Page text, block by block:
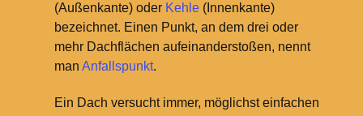
(Außenkante) oder Kehle(Innenkante)
bezeichnet. Einen Punkt, an dem drei oder
mehr Dachflächen aufeinanderstoßen, nennt
man Anfallspunkt.
Ein Dach versucht immer, möglichst einfachen